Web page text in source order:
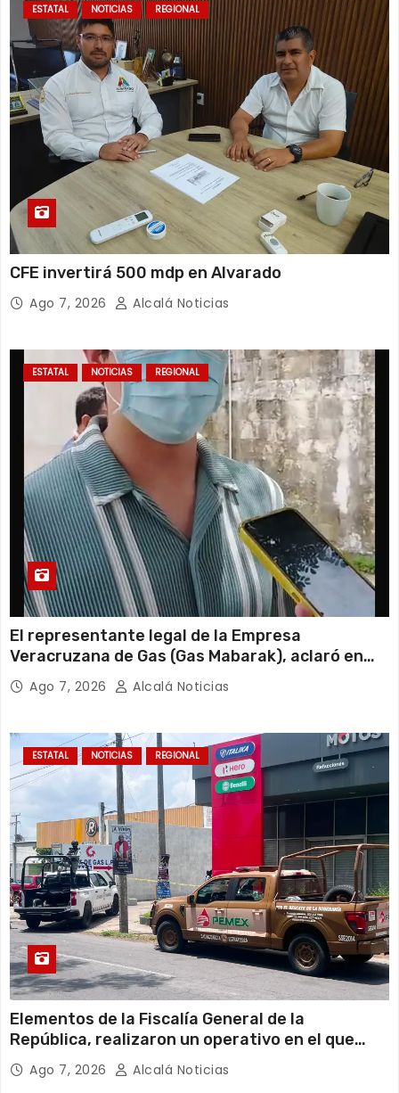
ESTATAL NOTICIAS REGIONAL
CFE invertirá 500 mdp en Alvarado
Ago 7, 2026 Alcalá Noticias
ESTATAL NOTICIAS REGIONAL
El representante legal de la Empresa
Veracruzana de Gas (Gas Mabarak), aclaró en
entrevista que la sucursal cateada por la
Fiscalía General de la República cuenta con
que desconoce el motivo de la clausura.
Ago 7, 2026 Alcalá Noticias
ESTATAL NOTICIAS REGIONAL
Elementos de la Fiscalía General de la
República, realizaron un operativo en el que
clausuraron una gasera ubicada en calles del
fraccionamiento Los Pinos al norte de la ciudad
Ago 7, 2026 Alcalá Noticias